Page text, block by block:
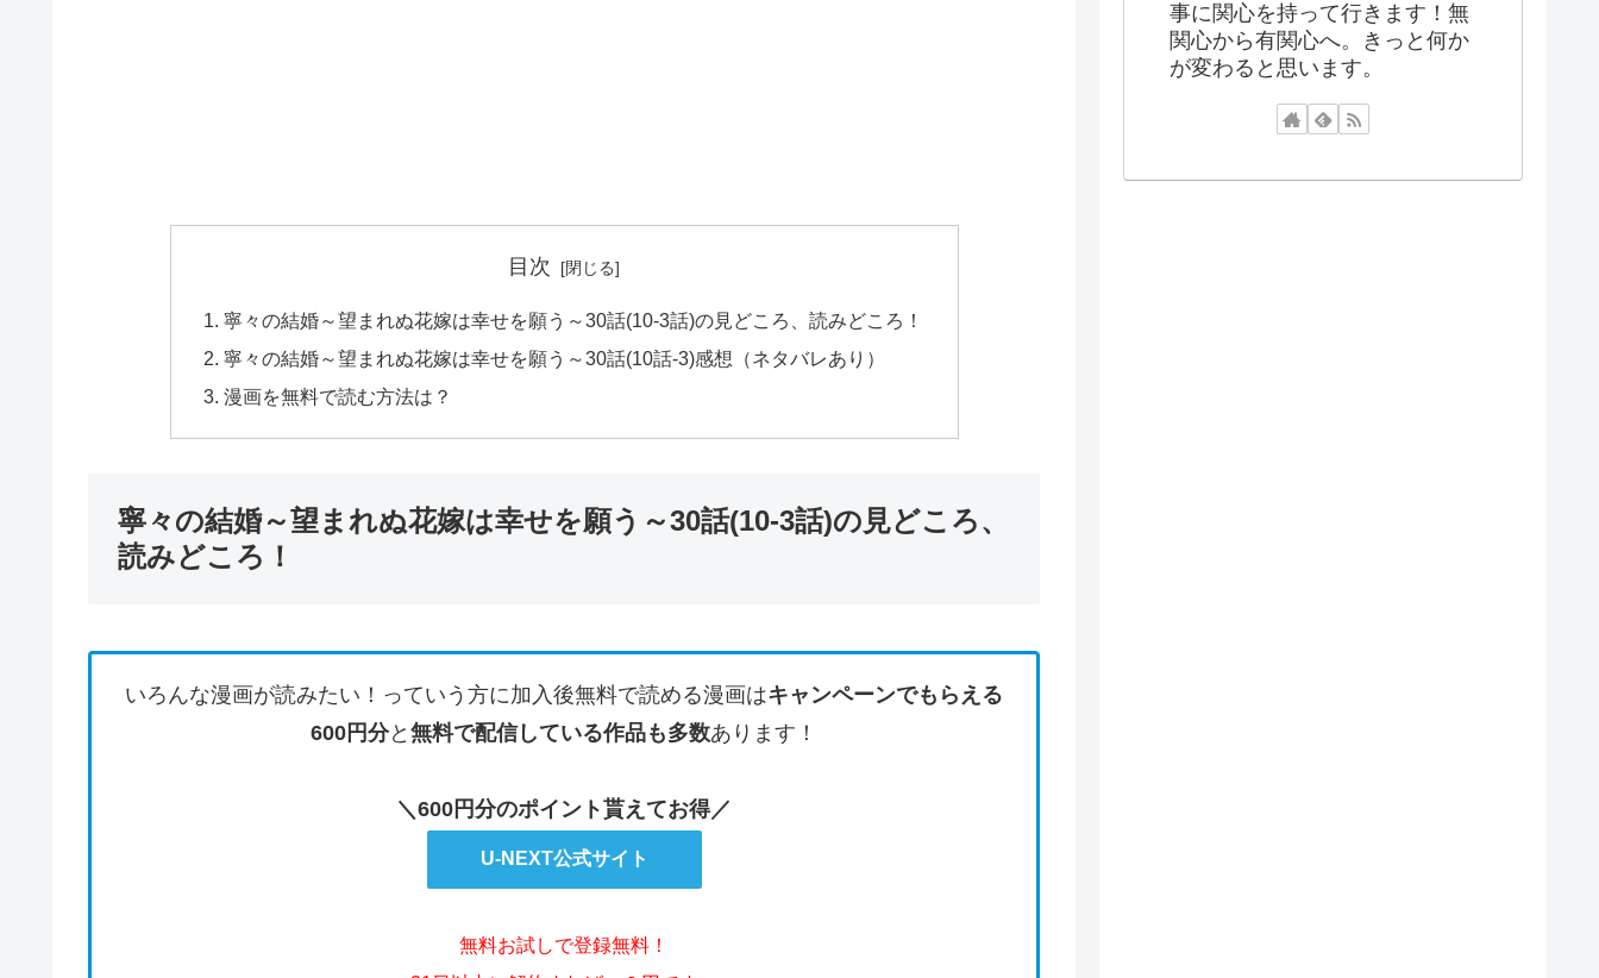
目次
寧々の結婚～望まれぬ花嫁は幸せを願う～30話(10-3話)の見どころ、読みどころ！
寧々の結婚～望まれぬ花嫁は幸せを願う～30話(10話-3)感想（ネタバレあり）
漫画を無料で読む方法は？
寧々の結婚～望まれぬ花嫁は幸せを願う～30話(10-3話)の見どころ、
読みどころ！
いろんな漫画が読みたい！っていう方に加入後無料で読める漫画はキャンペーンでもらえる
600円分と 無料で配信している作品も多数あります！
＼600円分のポイント貰えてお得／
U-NEXT公式サイト
無料お試しで登録無料！
事に関心を持って行きます！無
関心から有関心へ。きっと何か
が変わると思います。